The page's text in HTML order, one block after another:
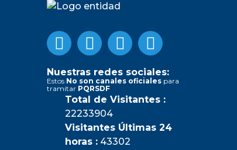
Nuestras redes sociales:
Estos No son canales oficiales para
tramitar PQRSDF
Total de Visitantes :
22233904
Visitantes Últimas 24
horas : 43302